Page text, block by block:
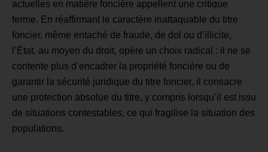
actuelles en matière foncière appellent une critique
ferme. En réaffirmant le caractère inattaquable du titre
foncier, même entaché de fraude, de dol ou d’illicite,
l’État, au moyen du droit, opère un choix radical : il ne se
contente plus d’encadrer la propriété foncière ou de
garantir la sécurité juridique du titre foncier, il consacre
une protection absolue du titre, y compris lorsqu’il est issu
de situations contestables, ce qui fragilise la situation des
populations.